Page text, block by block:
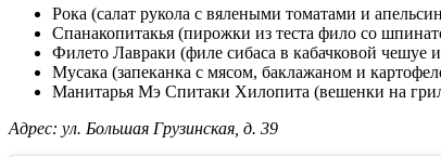
Рока (салат рукола с вялеными томатами и
Спанакопитакья (пирожки из теста фило со
Филето Лавраки (филе сибаса в кабачковой чешуе
Мусака (запеканка с мясом, баклажаном и
Манитарья Мэ Спитаки Хилопита (вешенки на
Адрес: ул. Большая Грузинская, д. 39